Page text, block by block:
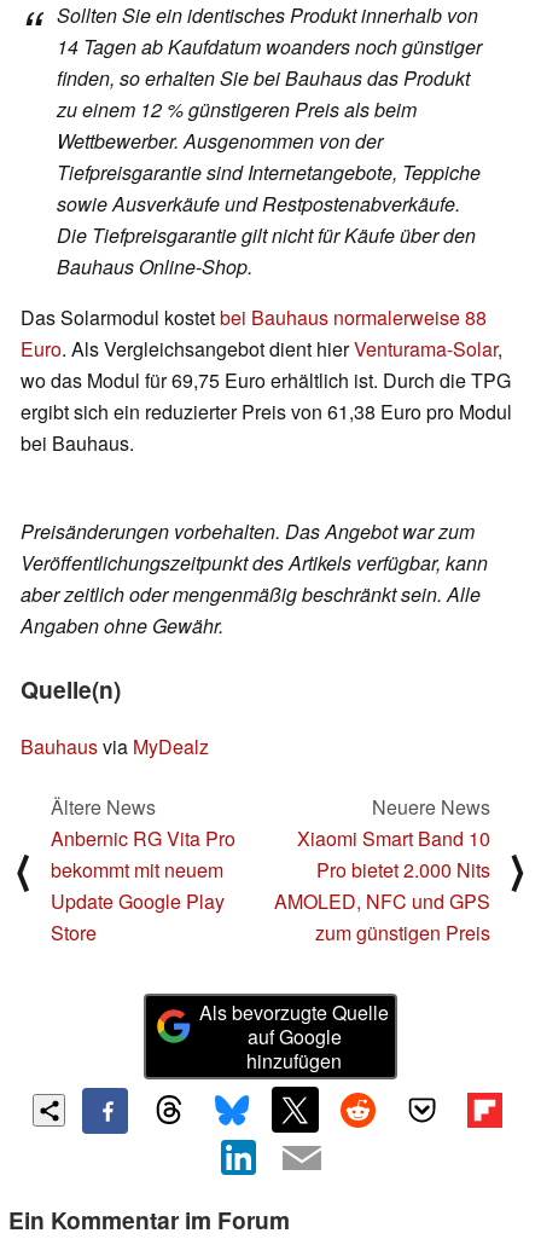
Sollten Sie ein identisches Produkt innerhalb von
14 Tagen ab Kaufdatum woanders noch günstiger
finden, so erhalten Sie bei Bauhaus das Produkt
zu einem 12 % günstigeren Preis als beim
Wettbewerber. Ausgenommen von der
Tiefpreisgarantie sind Internetangebote, Teppiche
sowie Ausverkäufe und Restpostenabverkäufe.
Die Tiefpreisgarantie gilt nicht für Käufe über den
Bauhaus Online-Shop.
Das Solarmodul kostetbei Bauhaus normalerweise 88
Euro. Als Vergleichsangebot dient hierVenturama-Solar,
wo das Modul für 69,75 Euro erhältlich ist. Durch die TPG
ergibt sich ein reduzierter Preis von 61,38 Euro pro Modul
bei Bauhaus.
Preisänderungen vorbehalten. Das Angebot war zum
Veröffentlichungszeitpunkt des Artikels verfügbar, kann
aber zeitlich oder mengenmäßig beschränkt sein. Alle
Angaben ohne Gewähr.
Quelle(n)
Bauhausvia MyDealz
⟨
Ältere News
Anbernic RG Vita Pro
bekommt mit neuem
Update Google Play
Store
Neuere News
Xiaomi Smart Band 10
Pro bietet 2.000 Nits
AMOLED, NFC und GPS
zum günstigen Preis
⟩
Als bevorzugte Quelle
auf Google
hinzufügen
Ein Kommentar im Forum